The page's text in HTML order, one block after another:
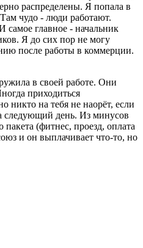
распределены. Я попала в
чудо - люди работают.
самое главное - начальник
Я до сих пор не могу
после работы в коммерции.
в своей работе. Они
приходиться
никто на тебя не наорёт, если
следующий день. Из минусов
пакета (фитнес, проезд, оплата
и он выплачивает что-то, но